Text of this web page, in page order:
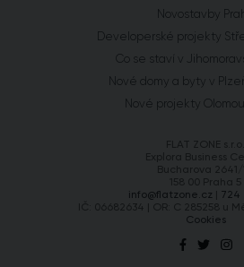
Novostavby
Developerské projekty
Co se staví v
Nové domy a byty v
Nové projekty
info@flatzone.cz
724
Cookies